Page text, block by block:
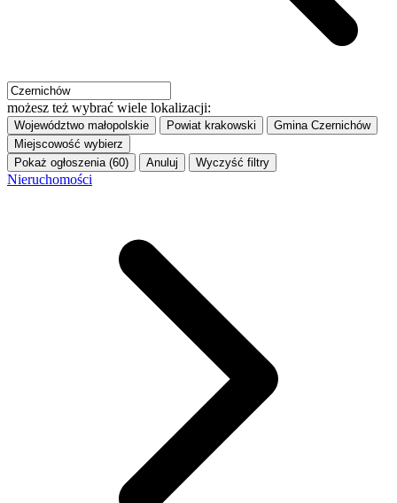
możesz też wybrać wiele lokalizacji:
Województwo małopolskie Powiat krakowski Gmina Czernichów
Miejscowość wybierz
Pokaż ogłoszenia (60)
Anuluj Wyczyść filtry
Nieruchomości